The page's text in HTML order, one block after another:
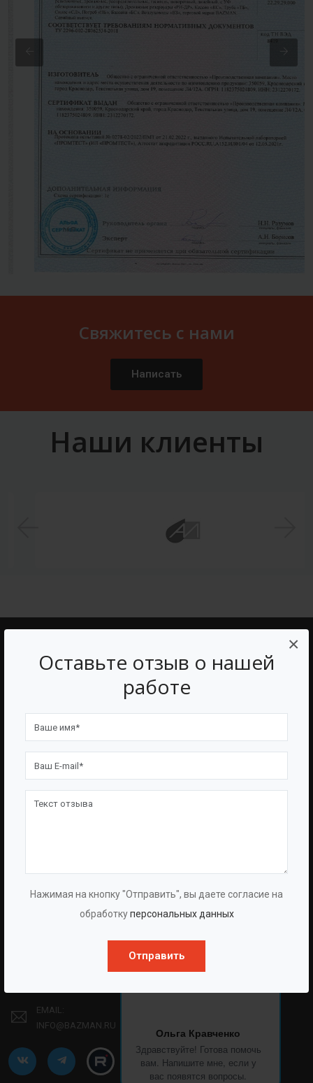
Оставьте отзыв о нашей
работе
Нажимая на кнопку "Отправить", вы даете согласие на
обработкуперсональных данных
Отправить
×
Ольга Кравченко
Здравствуйте! Готова помочь
вам. Напишите мне, если у
вас появятся вопросы.
Свяжитесь с нами
Написать
Наши клиенты
BAZMAN
О Группе
Протоколы
Испытаний
ПОЛЕЗНЫЕ ССЫЛКИ
Оборудование
Услуги
Проекты
КОНТАКТЫ
EMAIL:
INFO@BAZMAN.RU